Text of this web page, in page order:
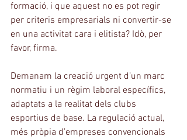
formació, i que aquest no es pot regir
per criteris empresarials ni convertir-se
en una activitat cara i elitista? Idò, per
favor, firma.
Demanam la creació urgent d’un marc
normatiu i un règim laboral específics,
adaptats a la realitat dels clubs
esportius de base. La regulació actual,
més pròpia d’empreses convencionals